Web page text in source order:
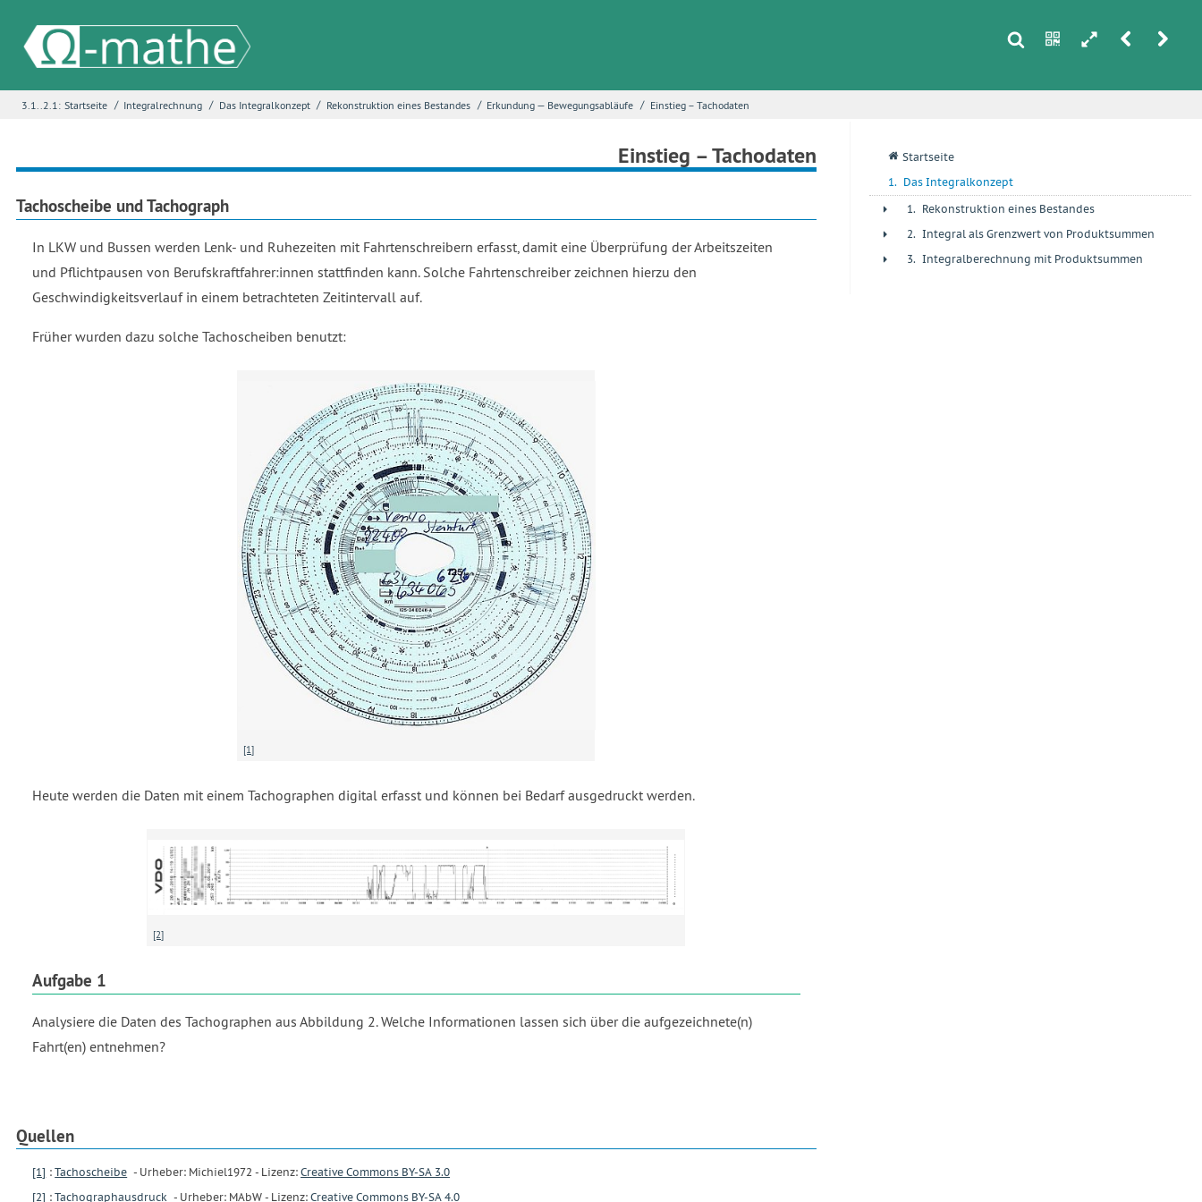
s n h r u
3.1..2.1: Startseite / Integralrechnung / Das Integralkonzept / Rekonstruktion eines Bestandes / Erkundung — Bewegungsabläufe / Einstieg – Tachodaten
Einstieg – Tachodaten
Tachoscheibe und Tachograph
In LKW und Bussen werden Lenk- und Ruhezeiten mit Fahrtenschreibern erfasst, damit eine Überprüfung der Arbeitszeiten
und Pflichtpausen von Berufskraftfahrer:innen stattfinden kann. Solche Fahrtenschreiber zeichnen hierzu den
Geschwindigkeitsverlauf in einem betrachteten Zeitintervall auf.
Früher wurden dazu solche Tachoscheiben benutzt:
[1]
Heute werden die Daten mit einem Tachographen digital erfasst und können bei Bedarf ausgedruckt werden.
[2]
Aufgabe 1
Analysiere die Daten des Tachographen aus Abbildung 2. Welche Informationen lassen sich über die aufgezeichnete(n)
Fahrt(en) entnehmen?
Quellen
[1] : Tachoscheibe - Urheber: Michiel1972 - Lizenz: Creative Commons BY-SA 3.0
[2] : Tachographausdruck - Urheber: MAbW - Lizenz: Creative Commons BY-SA 4.0
q Startseite
1. Das Integralkonzept
+ 1. Rekonstruktion eines Bestandes
+ 2. Integral als Grenzwert von Produktsummen
+ 3. Integralberechnung mit Produktsummen
E-Mail
Seite*
Fehlerbeschreibung *